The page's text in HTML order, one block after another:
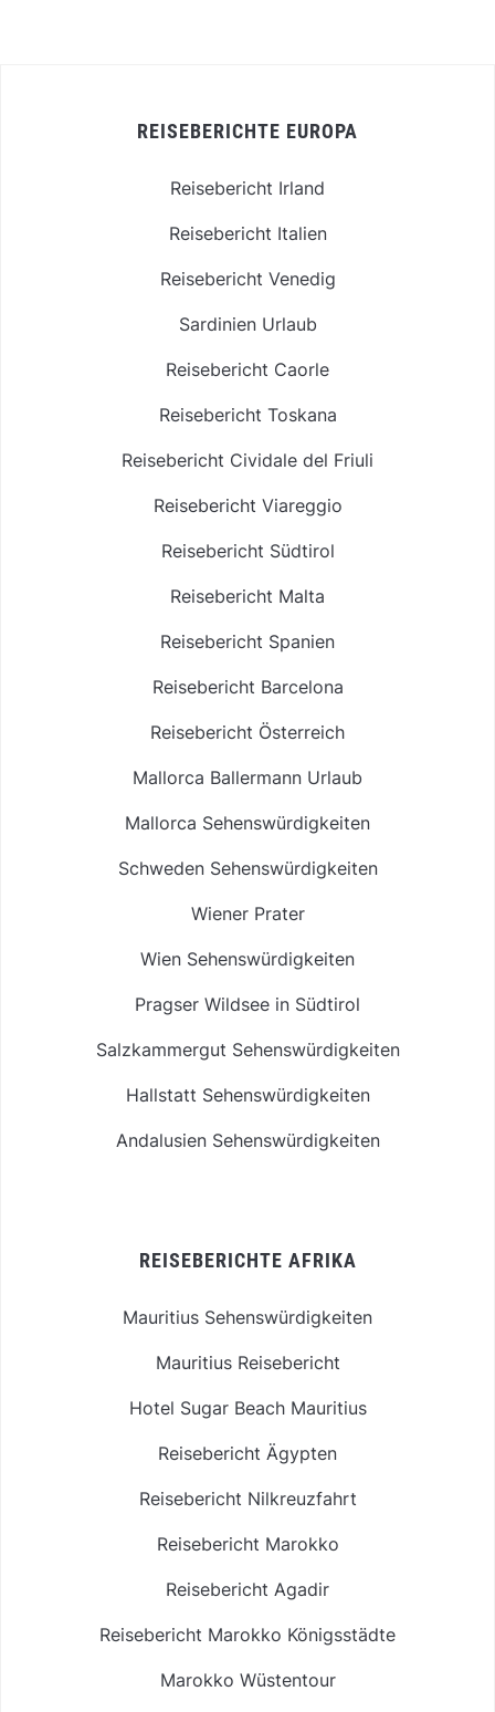
REISEBERICHTE EUROPA
Reisebericht Irland
Reisebericht Italien
Reisebericht Venedig
Sardinien Urlaub
Reisebericht Caorle
Reisebericht Toskana
Reisebericht Cividale del Friuli
Reisebericht Viareggio
Reisebericht Südtirol
Reisebericht Malta
Reisebericht Spanien
Reisebericht Barcelona
Reisebericht Österreich
Mallorca Ballermann Urlaub
Mallorca Sehenswürdigkeiten
Schweden Sehenswürdigkeiten
Wiener Prater
Wien Sehenswürdigkeiten
Pragser Wildsee in Südtirol
Salzkammergut Sehenswürdigkeiten
Hallstatt Sehenswürdigkeiten
Andalusien Sehenswürdigkeiten
REISEBERICHTE AFRIKA
Mauritius Sehenswürdigkeiten
Mauritius Reisebericht
Hotel Sugar Beach Mauritius
Reisebericht Ägypten
Reisebericht Nilkreuzfahrt
Reisebericht Marokko
Reisebericht Agadir
Reisebericht Marokko Königsstädte
Marokko Wüstentour